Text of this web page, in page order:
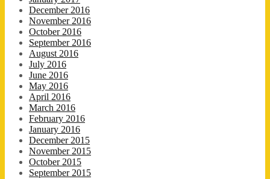
December 2016
November 2016
October 2016
September 2016
August 2016
July 2016
June 2016
May 2016
April 2016
March 2016
February 2016
January 2016
December 2015
November 2015
October 2015
September 2015